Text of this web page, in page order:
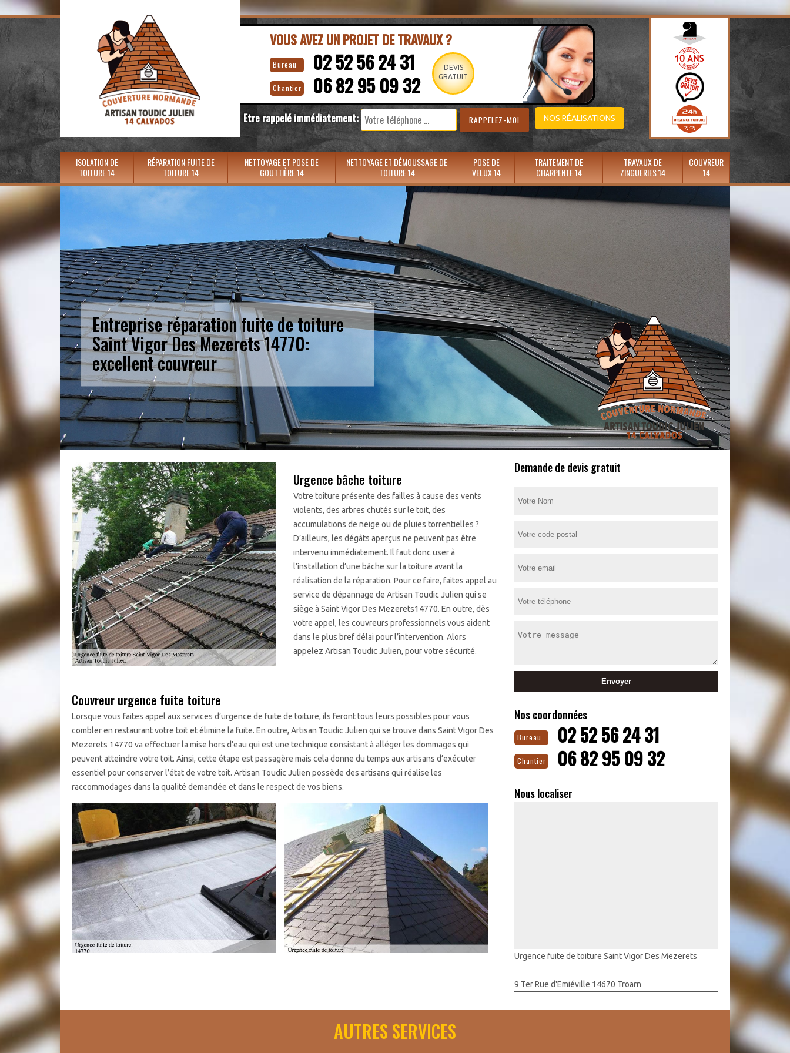
VOUS AVEZ UN PROJET DE TRAVAUX ?
Bureau 02 52 56 24 31
Chantier 06 82 95 09 32
DEVIS
GRATUIT
Etre rappelé immédiatement: NOS RÉALISATIONS
ISOLATION DE
TOITURE 14
RÉPARATION FUITE DE
TOITURE 14
NETTOYAGE ET POSE DE
GOUTTIÈRE 14
NETTOYAGE ET DÉMOUSSAGE DE
TOITURE 14
POSE DE
VELUX 14
TRAITEMENT DE
CHARPENTE 14
TRAVAUX DE
ZINGUERIES 14
COUVREUR
14
Entreprise réparation fuite de toiture
Saint Vigor Des Mezerets 14770:
excellent couvreur
Urgence bâche toiture
Votre toiture présente des failles à cause des vents
violents, des arbres chutés sur le toit, des
accumulations de neige ou de pluies torrentielles ?
D’ailleurs, les dégâts aperçus ne peuvent pas être
intervenu immédiatement. Il faut donc user à
l’installation d’une bâche sur la toiture avant la
réalisation de la réparation. Pour ce faire, faites appel au
service de dépannage de Artisan Toudic Julien qui se
siège à Saint Vigor Des Mezerets14770. En outre, dès
votre appel, les couvreurs professionnels vous aident
dans le plus bref délai pour l’intervention. Alors
appelez Artisan Toudic Julien, pour votre sécurité.
Couvreur urgence fuite toiture
Lorsque vous faites appel aux services d’urgence de fuite de toiture, ils feront tous leurs possibles pour vous
combler en restaurant votre toit et élimine la fuite. En outre, Artisan Toudic Julien qui se trouve dans Saint Vigor Des
Mezerets 14770 va effectuer la mise hors d’eau qui est une technique consistant à alléger les dommages qui
peuvent atteindre votre toit. Ainsi, cette étape est passagère mais cela donne du temps aux artisans d’exécuter
essentiel pour conserver l’état de votre toit. Artisan Toudic Julien possède des artisans qui réalise les
raccommodages dans la qualité demandée et dans le respect de vos biens.
Toudic Julien a des spécialistes qui ont la pratique essentiel pour restaurer votre toit en toute assurance. De ce fait,
la toiture a une fonction primordial dans la conservation de votre domicile et assure le design de votre habitation,
donc, les réparations sont à préconiser. Dans ce cas, pour préserver la performance de votre toit, faites l’entretien et
Demande de devis gratuit
Nos coordonnées
Bureau 02 52 56 24 31
Chantier 06 82 95 09 32
Nous localiser
Urgence fuite de toiture Saint Vigor Des Mezerets
9 Ter Rue d'Emiéville 14670 Troarn
AUTRES SERVICES